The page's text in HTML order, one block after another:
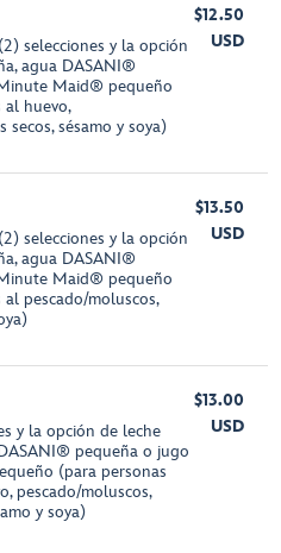
selecciones y la opción
agua DASANI®
Maid® pequeño
al huevo,
sésamo y soya)
$12.50
USD
selecciones y la opción
agua DASANI®
Maid® pequeño
pescado/moluscos,
$13.50
USD
y la opción de leche
pequeña o jugo
(para personas
pescado/moluscos,
y soya)
$13.00
USD